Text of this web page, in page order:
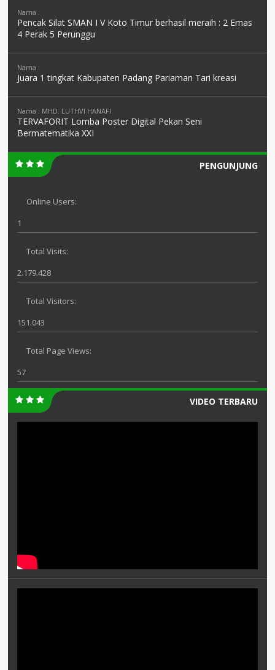
Nama :
Pencak Silat SMAN I V Koto Timur berhasil meraih : 2 Emas
4 Perak 5 Perunggu
Nama :
Juara 1 tingkat Kabupaten Padang Pariaman Tari kreasi
Nama : MHD. LUTHVI HANAFI
TERVAFORIT Lomba Poster Digital Pekan Seni
Bermatematika XXI
PENGUNJUNG
Online Users:
1
Total Visits:
2.179.428
Total Visitors:
151.043
Total Page Views:
57
VIDEO TERBARU